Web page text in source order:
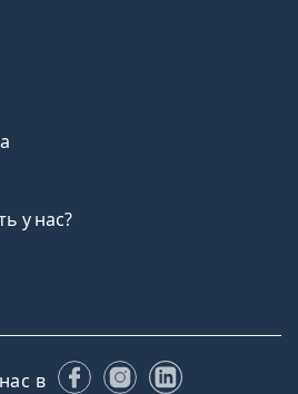
у нас?
в FacebookInstagram
LinkedIn